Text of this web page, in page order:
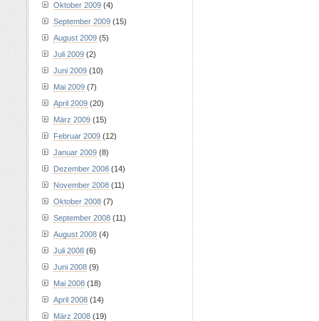
Oktober 2009 (4)
September 2009 (15)
August 2009 (5)
Juli 2009 (2)
Juni 2009 (10)
Mai 2009 (7)
April 2009 (20)
März 2009 (15)
Februar 2009 (12)
Januar 2009 (8)
Dezember 2008 (14)
November 2008 (11)
Oktober 2008 (7)
September 2008 (11)
August 2008 (4)
Juli 2008 (6)
Juni 2008 (9)
Mai 2008 (18)
April 2008 (14)
März 2008 (19)